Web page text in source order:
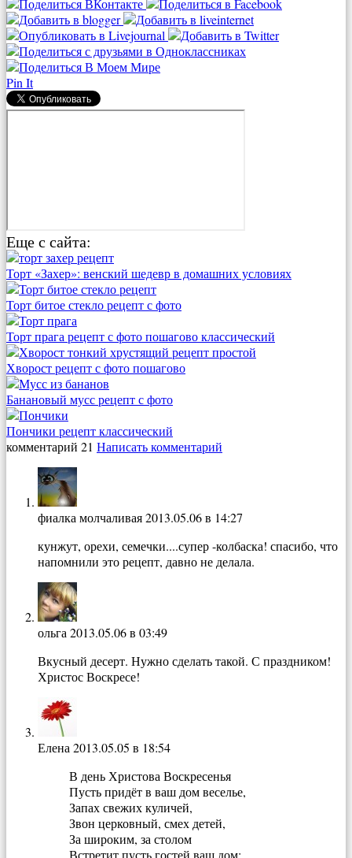
Pin It
Еще с сайта:
Торт «Захер»: венский шедевр в домашних условиях
Торт битое стекло рецепт с фото
Торт прага рецепт с фото пошагово классический
Хворост рецепт с фото пошагово
Банановый мусс рецепт с фото
Пончики рецепт классический
комментарий 21 Написать комментарий
фиалка молчаливая2013.05.06 в 14:27
кунжут, орехи, семечки....супер -колбаска! спасибо, что
напомнили это рецепт, давно не делала.
ольга 2013.05.06 в 03:49
Вкусный десерт. Нужно сделать такой. С праздником!
Христос Воскресе!
Елена 2013.05.05 в 18:54
В день Христова Воскресенья
Пусть придёт в ваш дом веселье,
Запах свежих куличей,
Звон церковный, смех детей,
За широким, за столом
Встретит пусть гостей ваш дом;